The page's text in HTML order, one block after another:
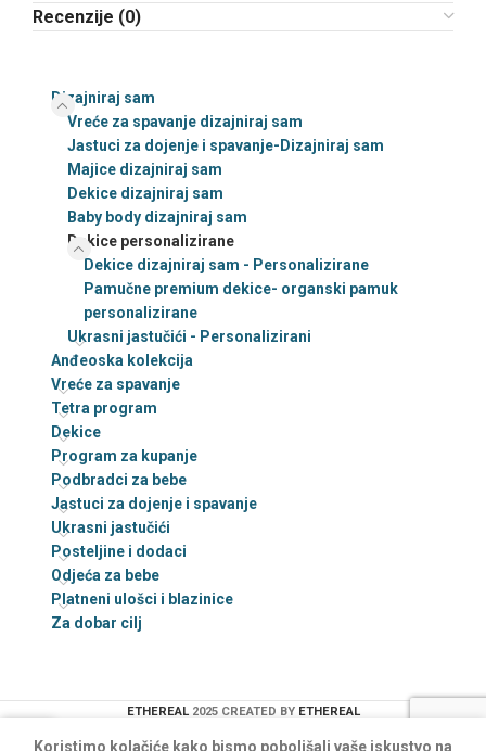
Recenzije (0)
Dizajniraj sam
Vreće za spavanje dizajniraj sam
Jastuci za dojenje i spavanje-Dizajniraj sam
Majice dizajniraj sam
Dekice dizajniraj sam
Baby body dizajniraj sam
Dekice personalizirane
Dekice dizajniraj sam - Personalizirane
Pamučne premium dekice- organski pamuk
personalizirane
Ukrasni jastučići - Personalizirani
Anđeoska kolekcija
Vreće za spavanje
Tetra program
Dekice
Program za kupanje
Podbradci za bebe
Jastuci za dojenje i spavanje
Ukrasni jastučići
Posteljine i dodaci
Odjeća za bebe
Platneni ulošci i blazinice
Za dobar cilj
ETHEREAL 2025 CREATED BY ETHEREAL
Koristimo kolačiće kako bismo poboljšali vaše iskustvo na